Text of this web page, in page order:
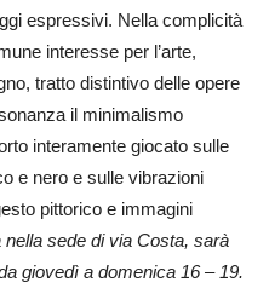
espressivi. Nella complicità
interesse per l’arte,
tratto distintivo delle opere
il minimalismo
interamente giocato sulle
e nero e sulle vibrazioni
pittorico e immagini
sede di via Costa, sarà
giovedì a domenica 16 – 19.